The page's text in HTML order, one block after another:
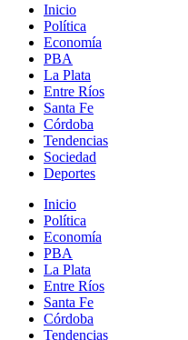
Inicio
Política
Economía
PBA
La Plata
Entre Ríos
Santa Fe
Córdoba
Tendencias
Sociedad
Deportes
Inicio
Política
Economía
PBA
La Plata
Entre Ríos
Santa Fe
Córdoba
Tendencias